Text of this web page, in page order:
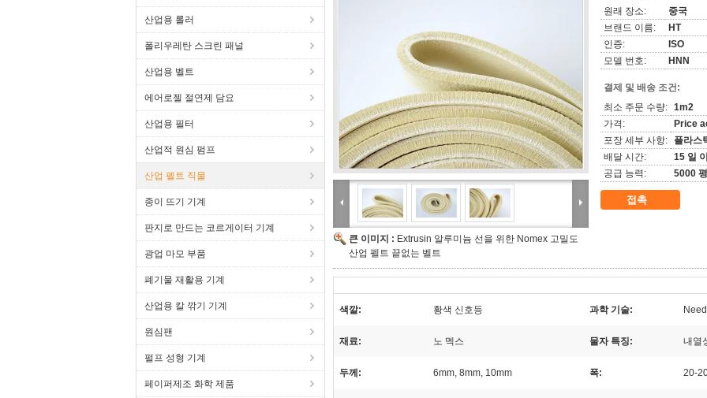
산업용 롤러
폴리우레탄 스크린 패널
산업용 벨트
에어로젤 절연제 담요
산업용 필터
산업적 원심 펌프
산업 펠트 직물
종이 뜨기 기계
판지로 만드는 코르게이터 기계
광업 마모 부품
폐기물 재활용 기계
산업용 칼 깎기 기계
원심팬
펄프 성형 기계
페이퍼제조 화학 제품
큰 이미지 : Extrusin 알루미늄 선을 위한 Nomex 고밀도
산업 펠트 끝없는 벨트
원래 장소:
중국
브랜드 이름:
HT
인증:
ISO
모델 번호:
HNN
결제 및 배송 조건:
최소 주문 수량: 1m2
가격:
Price
포장 세부 사항:
플라스
배달 시간:
15 일
공급 능력:
5000
접촉
색깔: 황색 신호등 과학 기술:
재료: 노 멕스 물자 특징: 내열
두께: 6mm, 8mm, 10mm 폭: 20-